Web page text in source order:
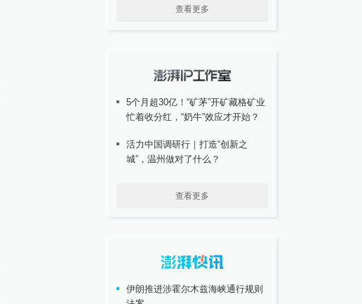
查看更多
5个月超30亿！“矿茅”开矿藏格矿业
忙着收分红，“奶牛”效应才开始？
活力中国调研行｜打造“创新之
城”，温州做对了什么？
查看更多
伊朗推进涉霍尔木兹海峡通行规则